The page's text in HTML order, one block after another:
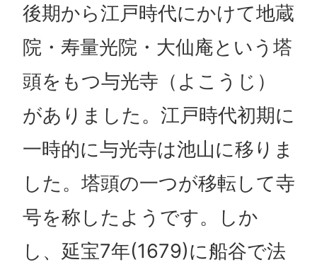
後期から江戸時代にかけて地蔵
院・寿量光院・大仙庵という塔
頭をもつ与光寺（よこうじ）
がありました。江戸時代初期に
一時的に与光寺は池山に移りま
した。塔頭の一つが移転して寺
号を称したようです。しか
し、延宝7年(1679)に船谷で法